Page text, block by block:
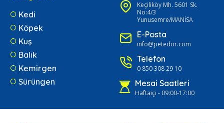
Kedi
Köpek
Kuş
Balık
Kemirgen
Sürüngen
Keçiliköy Mh. 5601 Sk.
No:4/3
Yunusemre/MANİSA
E-Posta
info@petedor.com
Telefon
0 850 308 29 10
Mesai Saatleri
Haftaiçi - 09:00-17:00